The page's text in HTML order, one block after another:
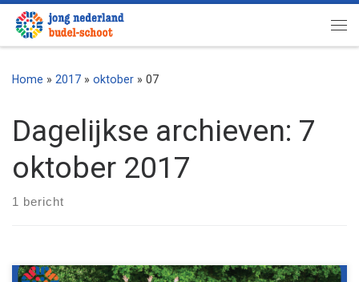
Ga naar inhoud
Home » 2017 » oktober » 07
Dagelijkse archieven: 7
oktober 2017
1 bericht